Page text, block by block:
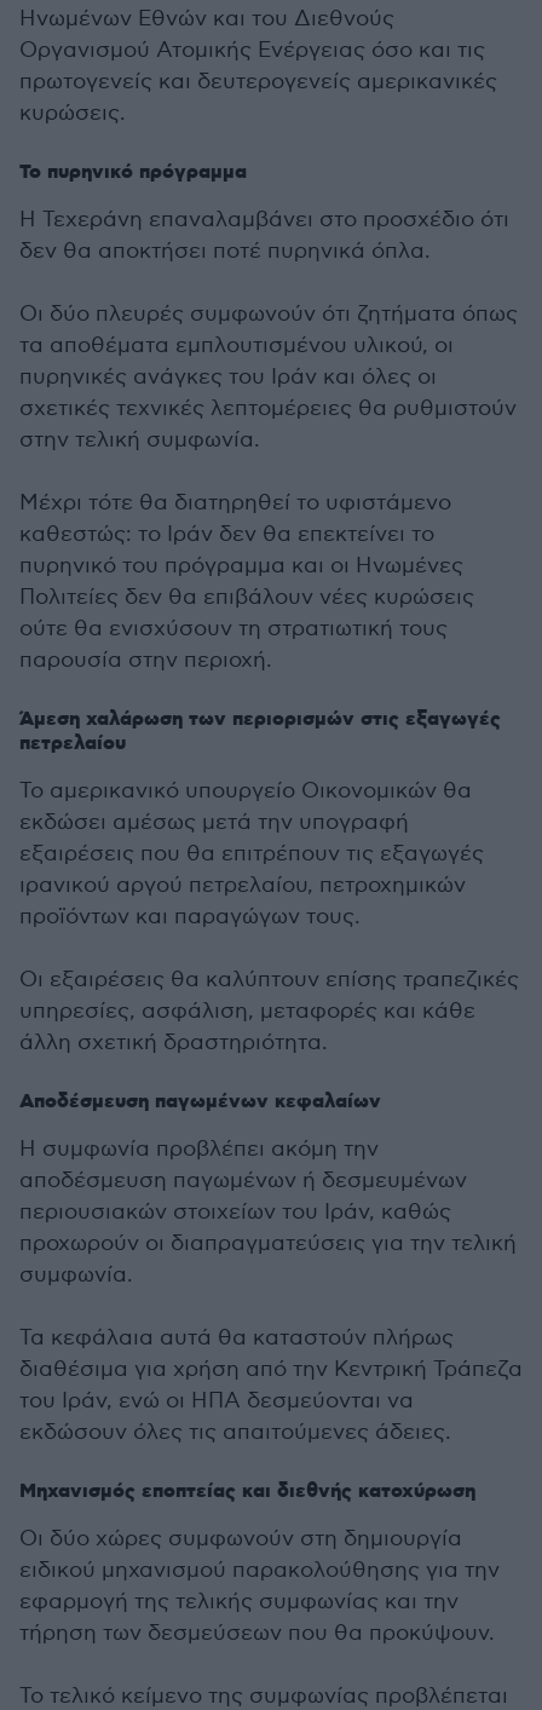
Ηνωμένων Εθνών και του Διεθνούς
Οργανισμού Ατομικής Ενέργειας όσο και τις
πρωτογενείς και δευτερογενείς αμερικανικές
κυρώσεις.
Το πυρηνικό πρόγραμμα
Η Τεχεράνη επαναλαμβάνει στο προσχέδιο ότι
δεν θα αποκτήσει ποτέ πυρηνικά όπλα.
Οι δύο πλευρές συμφωνούν ότι ζητήματα όπως
τα αποθέματα εμπλουτισμένου υλικού, οι
πυρηνικές ανάγκες του Ιράν και όλες οι
σχετικές τεχνικές λεπτομέρειες θα ρυθμιστούν
στην τελική συμφωνία.
Μέχρι τότε θα διατηρηθεί το υφιστάμενο
καθεστώς: το Ιράν δεν θα επεκτείνει το
πυρηνικό του πρόγραμμα και οι Ηνωμένες
Πολιτείες δεν θα επιβάλουν νέες κυρώσεις
ούτε θα ενισχύσουν τη στρατιωτική τους
παρουσία στην περιοχή.
Άμεση χαλάρωση των περιορισμών στις εξαγωγές
πετρελαίου
Το αμερικανικό υπουργείο Οικονομικών θα
εκδώσει αμέσως μετά την υπογραφή
εξαιρέσεις που θα επιτρέπουν τις εξαγωγές
ιρανικού αργού πετρελαίου, πετροχημικών
προϊόντων και παραγώγων τους.
Οι εξαιρέσεις θα καλύπτουν επίσης τραπεζικές
υπηρεσίες, ασφάλιση, μεταφορές και κάθε
άλλη σχετική δραστηριότητα.
Αποδέσμευση παγωμένων κεφαλαίων
Η συμφωνία προβλέπει ακόμη την
αποδέσμευση παγωμένων ή δεσμευμένων
περιουσιακών στοιχείων του Ιράν, καθώς
προχωρούν οι διαπραγματεύσεις για την τελική
συμφωνία.
Τα κεφάλαια αυτά θα καταστούν πλήρως
διαθέσιμα για χρήση από την Κεντρική Τράπεζα
του Ιράν, ενώ οι ΗΠΑ δεσμεύονται να
εκδώσουν όλες τις απαιτούμενες άδειες.
Μηχανισμός εποπτείας και διεθνής κατοχύρωση
Οι δύο χώρες συμφωνούν στη δημιουργία
ειδικού μηχανισμού παρακολούθησης για την
εφαρμογή της τελικής συμφωνίας και την
τήρηση των δεσμεύσεων που θα προκύψουν.
Το τελικό κείμενο της συμφωνίας προβλέπεται